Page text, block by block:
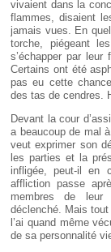
vivaient dans la
flammes, disaient
jamais vues. En
torche, piégeant
s’échapper par leur
Certains ont été
pas eu cette
des tas de cendres.
Devant la cour
a beaucoup de mal
veut exprimer son
les parties et la
infligée, peut-il en
affliction passe
membres de leur
déclenché. Mais
l’ai quand même
de sa personnalité